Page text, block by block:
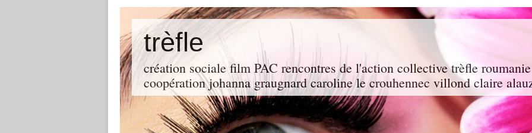
trèfle
création sociale film PAC rencontres de l'action collective trèfle
coopération johanna graugnard caroline le crouhennec villond claire